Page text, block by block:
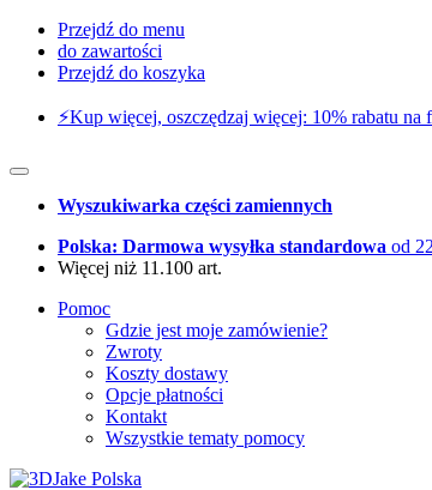
Przejdź do menu
do zawartości
Przejdź do koszyka
⚡️Kup więcej, oszczędzaj więcej: 10% rabatu
Wyszukiwarka części zamiennych
Polska: Darmowa wysyłka standardowa od
Więcej niż 11.100 art.
Pomoc
Gdzie jest moje zamówienie?
Zwroty
Koszty dostawy
Opcje płatności
Kontakt
Wszystkie tematy pomocy